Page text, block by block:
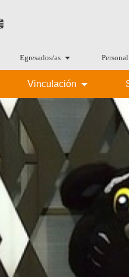
Egresados/as Personal
Vinculación